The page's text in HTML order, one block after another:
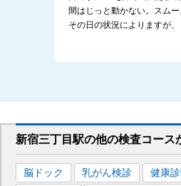
間はじっと動かない。スム
その日の状況によりますが
新宿三丁目駅の他の検査コース
脳ドック 乳がん検診 健康